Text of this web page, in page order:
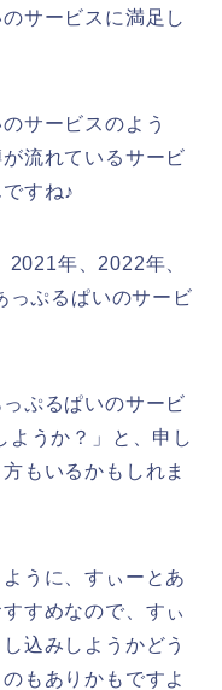
サービスに満足し
サービスのよう
流れているサービ
すね♪
年、2022年、
っぷるぱいのサービ
ぷるぱいのサービ
ようか？」と、申し
もいるかもしれま
うに、すぃーとあ
すめなので、すぃ
込みしようかどう
もありかもですよ